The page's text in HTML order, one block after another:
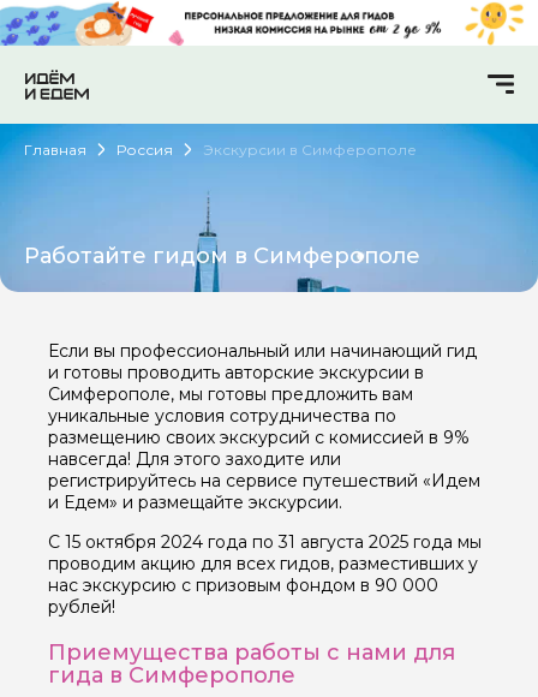
Главная Россия Экскурсии в Симферополе
Работайте гидом в Симферополе
Если вы профессиональный или начинающий гид
и готовы проводить авторские экскурсии в
Симферополе, мы готовы предложить вам
уникальные условия сотрудничества по
размещению своих экскурсий с комиссией в 9%
навсегда! Для этого заходите или
регистрируйтесь на сервисе путешествий «Идем
и Едем» и размещайте экскурсии.
С 15 октября 2024 года по 31 августа 2025 года мы
проводим акцию для всех гидов, разместивших у
нас экскурсию с призовым фондом в 90 000
рублей!
Приемущества работы с нами для
гида в Симферополе